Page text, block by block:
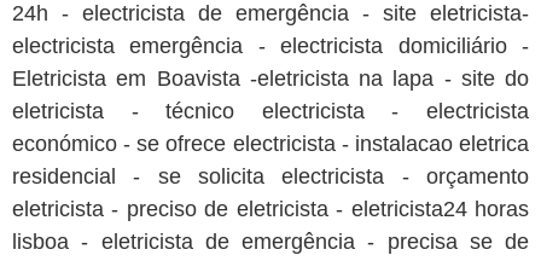
24h - electricista de emergência - site eletricista-
electricista emergência - electricista domiciliário -
Eletricista em Boavista -eletricista na lapa - site do
eletricista - técnico electricista - electricista
económico - se ofrece electricista - instalacao eletrica
residencial - se solicita electricista - orçamento
eletricista - preciso de eletricista - eletricista24 horas
lisboa - eletricista de emergência - precisa se de